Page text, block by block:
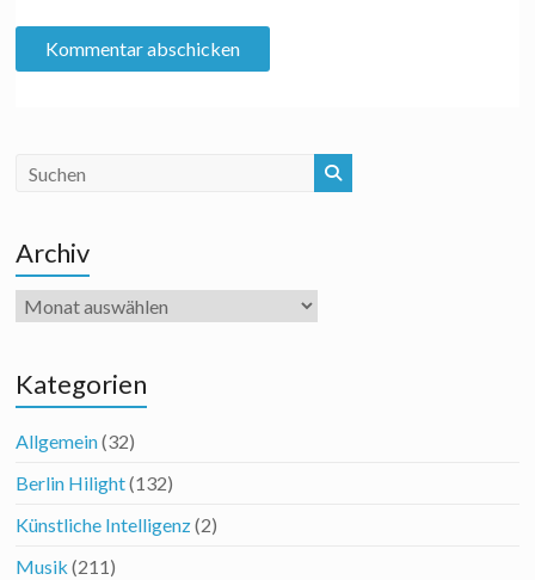
Archiv
Archiv
Kategorien
Allgemein(32)
Berlin Hilight(132)
Künstliche Intelligenz(2)
Musik (211)